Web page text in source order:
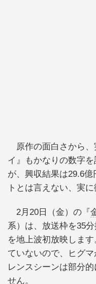
原作の面白さから、
イ』もかなりの数字
が、興収結果は29.6
トとは言えない、実
2月20日（金）の『
系）は、放送枠を35
を地上波初放映しま
ていないので、ヒグ
レンスシーンは部分
せん。